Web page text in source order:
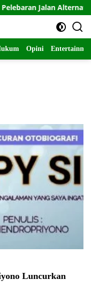
Jalan Alternatif,
Opini
Luncurkan